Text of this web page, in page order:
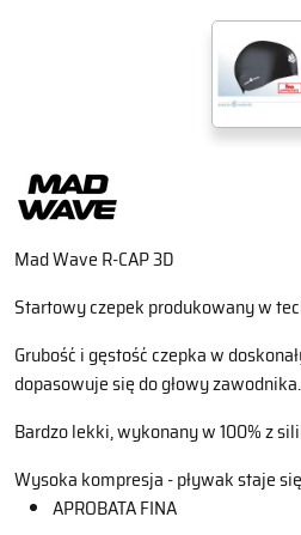
Mad Wave R-CAP 3D
Startowy czepek produkowany w
Grubość i gęstość czepka w
dopasowuje się do głowy zawodnika.
Bardzo lekki, wykonany w 100% z
Wysoka kompresja - pływak staje
APROBATA FINA